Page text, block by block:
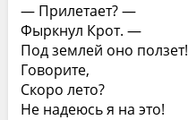
— Прилетает? —
Фыркнул Крот. —
Под землей оно ползет!
Говорите,
Скоро лето?
Не надеюсь я на это!